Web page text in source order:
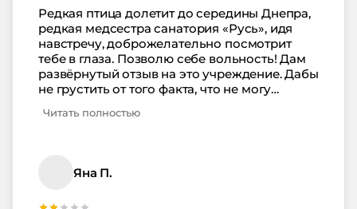
Редкая птица долетит до середины Днепра,
редкая медсестра санатория «Русь», идя
навстречу, доброжелательно посмотрит
тебе в глаза. Позволю себе вольность! Дам
развёрнутый отзыв на это учреждение. Дабы
не грустить от того факта, что не могу
цветов HR-специалисту той самой «Руси»!
рейтинге качественного сервиса занимает,
как ни странно — барабанная дробь —
Читать полностью
Яна П.